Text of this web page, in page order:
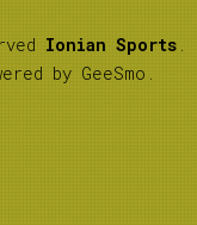
Ionian Sports
by GeeSmo